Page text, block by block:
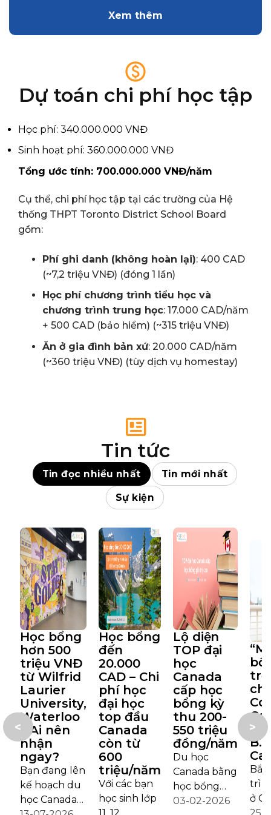
Xem thêm
Dự toán chi phí học tập
Học phí: 340.000.000 VNĐ
Sinh hoạt phí: 360.000.000 VNĐ
Tổng ước tính: 700.000.000 VNĐ/năm
Cụ thể, chi phí học tập tại các trường của Hệ
thống THPT Toronto District School Board
gồm:
Phí ghi danh (không hoàn lại): 400 CAD
(~7,2 triệu VNĐ) (đóng 1 lần)
Học phí chương trình tiểu học và
chương trình trung học: 17.000 CAD/năm
+ 500 CAD (bảo hiểm) (~315 triệu VNĐ)
Ăn ở gia đình bản xứ: 20.000 CAD/năm
(~360 triệu VNĐ) (tùy dịch vụ homestay)
Tin tức
Tin đọc nhiều nhất Tin mới nhất
Sự kiện
Học bổng
hơn 500
triệu VNĐ
từ Wilfrid
Laurier
University,
Waterloo
– Ai nên
nhận
ngay?
Bạn đang lên
kế hoạch du
học Canada
Học bổng
đến
20.000
CAD – Chi
phí học
đại học
top đầu
Canada
còn từ
600
triệu/năm
Với các bạn
học sinh lớp
11, 12,
Lộ diện
TOP đại
học
Canada
cấp học
bổng kỳ
thu 200-
550 triệu
đồng/năm
Du học
Canada bằng
học bổng
đang trở
03-02-2026
Bắt
ở
25-
>
<